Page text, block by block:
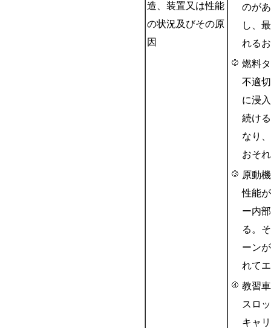
造、装置又は性能
の状況及びその原
因
のが
し、
れる
燃料
不適
に浸
続け
なり
おそ
原動
性能
ー内
る。
ーン
れて
教習
スロ
キャ